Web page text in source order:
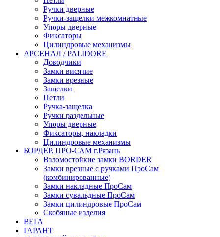
Ручки дверные
Ручки-защелки межкомнатные
Упоры дверные
Фиксаторы
Цилиндровые механизмы
АРСЕНАЛ / PALIDORE
Доводчики
Замки висячие
Замки врезные
Защелки
Петли
Ручка-защелка
Ручки раздельные
Упоры дверные
Фиксаторы, накладки
Цилиндровые механизмы
БОРДЕР, ПРО-САМ г.Рязань
Взломостойкие замки BORDER
Замки врезные с ручками ПроСам
(комбинированные)
Замки накладные ПроСам
Замки сувальдные ПроСам
Замки цилиндровые ПроСам
Скобяные изделия
ВЕГА
ГАРАНТ